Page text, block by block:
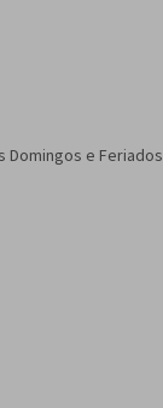
Domingos e Feriados